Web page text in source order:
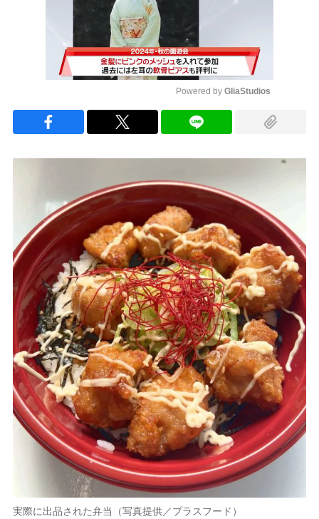
Powered by GliaStudios
実際に出品された弁当（写真提供／プラスフード）